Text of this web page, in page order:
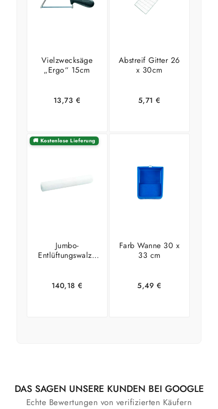
Vielzwecksäge
„Ergo“ 15cm
13,73 €
Abstreif Gitter 26
x 30cm
5,71€
🚚 Kostenlose Lieferung
Jumbo-
Entlüftungswalze
140,18€
Farb Wanne 30 x
33 cm
5,49 €
DAS SAGEN UNSERE KUNDEN BEI GOOGLE
Echte Bewertungen von verifizierten Käufern